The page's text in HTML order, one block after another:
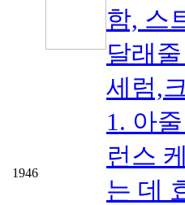
1946
함, 스
달래
세럼,
1. 아
런스
는 데